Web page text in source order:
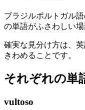
ブラジルポルトガル語
の単語がふさわしい
確実な見分け方は、
きわめることです。
それぞれの単
vultoso